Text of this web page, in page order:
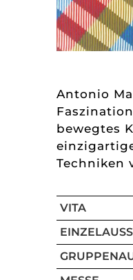
Antonio
bewegtes
Techniken
VITA